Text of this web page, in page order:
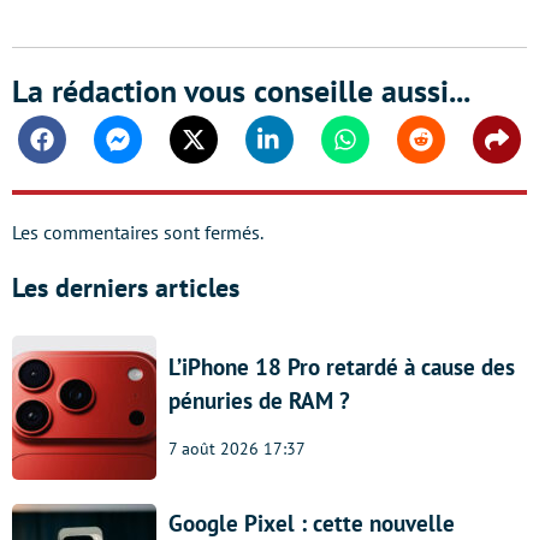
La rédaction vous conseille aussi...
FacebookMessengerTwitter Linkedin WhatsappReddit
Les commentaires sont fermés.
Les derniers articles
L’iPhone 18 Pro retardé à cause des
pénuries de RAM ?
7 août 2026 17:37
Google Pixel : cette nouvelle